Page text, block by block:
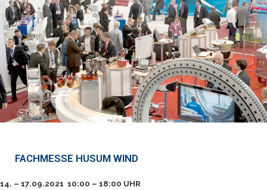
FACHMESSE HUSUM WIND
14. – 17.09.2021 10:00 – 18:00 UHR